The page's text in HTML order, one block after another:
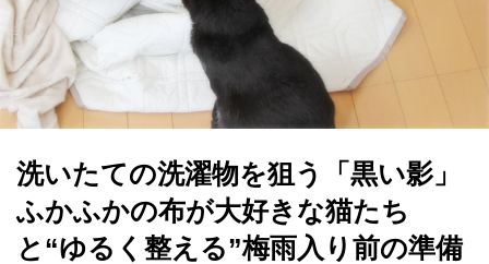
洗いたての洗濯物を狙う「黒い影」
ふかふかの布が大好きな猫たち
と“ゆるく整える”梅雨入り前の準備